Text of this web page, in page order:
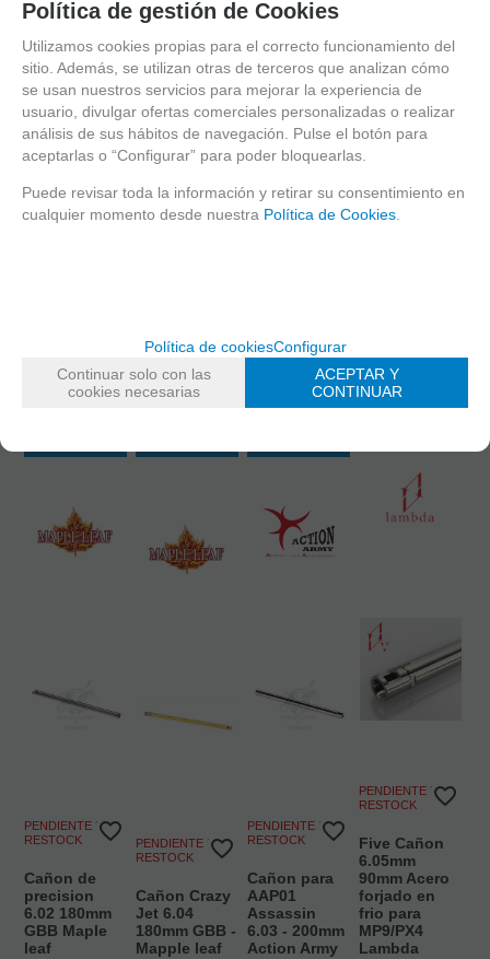
Cañon Crazy
EN STOCK
Cañon Crazy
Jet 6.04
80mm GBB
21.00%IVA
Cañon Crazy
21.00%IVA
incluido
AÑADIR
PENDIENTE DE
RESTOCK
Cañon de
precision
21.00%
PENDIENTE DE
RESTOCK
Cañon de
precision
6.02 180mm
GBB Maple
leaf
PENDIENTE DE
RESTOCK
Cañon Crazy
Jet 6.04
180mm GBB -
Mapple leaf
PENDIENTE DE
RESTOCK
Cañon para
AAP01
Assassin
6.03 - 200mm
Action Army
PENDIENTE DE
RESTOCK
Five Cañon
6.05mm
90mm Acero
forjado en
frio para
MP9/PX4
Lambda
Política de gestión de Cookies
Utilizamos cookies propias para el correcto funcionamiento del
sitio. Además, se utilizan otras de terceros que analizan cómo
se usan nuestros servicios para mejorar la experiencia de
usuario, divulgar ofertas comerciales personalizadas o realizar
análisis de sus hábitos de navegación. Pulse el botón para
aceptarlas o “Configurar” para poder bloquearlas.
Puede revisar toda la información y retirar su consentimiento en
cualquier momento desde nuestra Política de Cookies
Política de cookiesConfigurar
Continuar solo con las
cookies necesarias
ACEPTAR Y
CONTINUAR